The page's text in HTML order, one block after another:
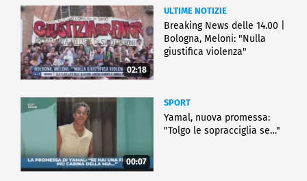
02:18
ULTIME NOTIZIE
Breaking News delle 14.00 |
Bologna, Meloni: "Nulla
giustifica violenza"
00:07
SPORT
Yamal, nuova promessa:
"Tolgo le sopracciglia se…"